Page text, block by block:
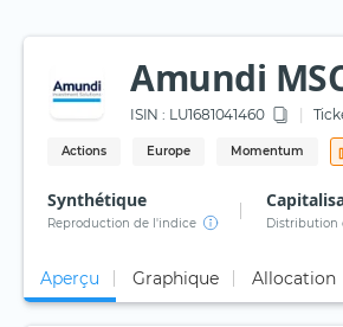
Amundi
ISIN : LU1681041460
Actions Europe Momentum
Synthétique
Reproduction de l'indice Distribution
Aperçu Graphique Allocation